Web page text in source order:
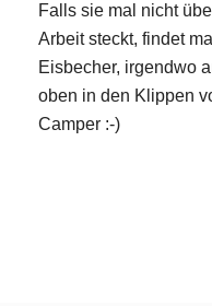
Falls sie mal nicht
Arbeit steckt, findet
Eisbecher, irgendwo
oben in den Klippen
Camper :-)